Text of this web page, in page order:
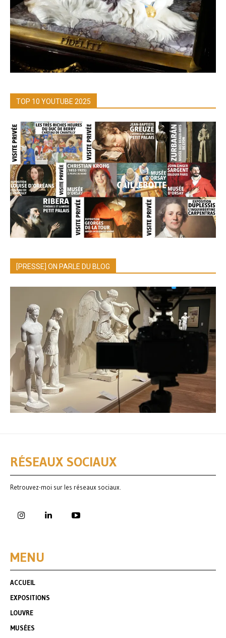
TOP 10 YOUTUBE 2025
[PRESSE] ON PARLE DU BLOG
RÉSEAUX SOCIAUX
Retrouvez-moi sur les réseaux sociaux.
MENU
ACCUEIL
EXPOSITIONS
LOUVRE
MUSÉES